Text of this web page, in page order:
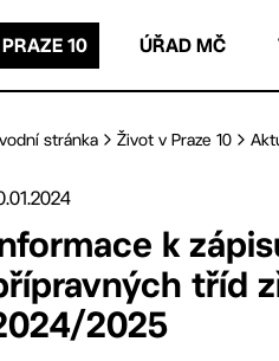
10 ÚŘAD MČ
stránka Život v Praze 10
k
tříd
2025